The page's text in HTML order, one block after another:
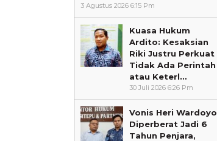
3 Agustus 2026 6:15 Pm
Kuasa Hukum
Ardito: Kesaksian
Riki Justru Perkuat
Tidak Ada Perintah
atau Keterl…
30 Juli 2026 6:26 Pm
Vonis Heri Wardoyo
Diperberat Jadi 6
Tahun Penjara,